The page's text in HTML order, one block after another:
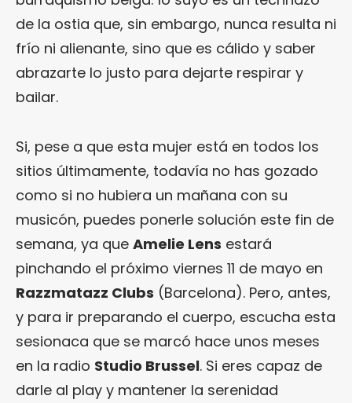
de la ostia que, sin embargo, nunca resulta ni
frío ni alienante, sino que es cálido y saber
abrazarte lo justo para dejarte respirar y
bailar.
Si, pese a que esta mujer está en todos los
sitios últimamente, todavía no has gozado
como si no hubiera un mañana con su
musicón, puedes ponerle solución este fin de
semana, ya que Amelie Lens estará
pinchando el próximo viernes 11 de mayo en
Razzmatazz Clubs (Barcelona). Pero, antes,
y para ir preparando el cuerpo, escucha esta
sesionaca que se marcó hace unos meses
en la radio Studio Brussel. Si eres capaz de
darle al play y mantener la serenidad